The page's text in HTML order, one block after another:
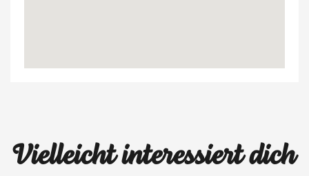
Mapca
lalala
Vielleicht interessiert dich